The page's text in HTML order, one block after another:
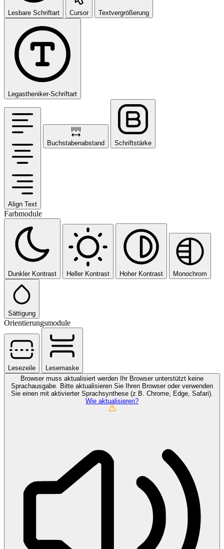
Lesbare Schriftart Cursor Textvergrößerung
Legastheniker-Schriftart
Align Text
Buchstabenabstand Schriftstärke
Farbmodule
Dunkler Kontrast Heller Kontrast Hoher Kontrast Monochrom
Sättigung
Orientierungsmodule
Lesezeile
Lesemaske
Browser muss aktualisiert werden
Ihr Browser unterstützt keine
Sprachausgabe. Bitte aktualisieren Sie Ihren Browser oder verwenden
Sie einen mit aktivierter Sprachsynthese (z.B. Chrome, Edge, Safari).
Wie aktualisieren?